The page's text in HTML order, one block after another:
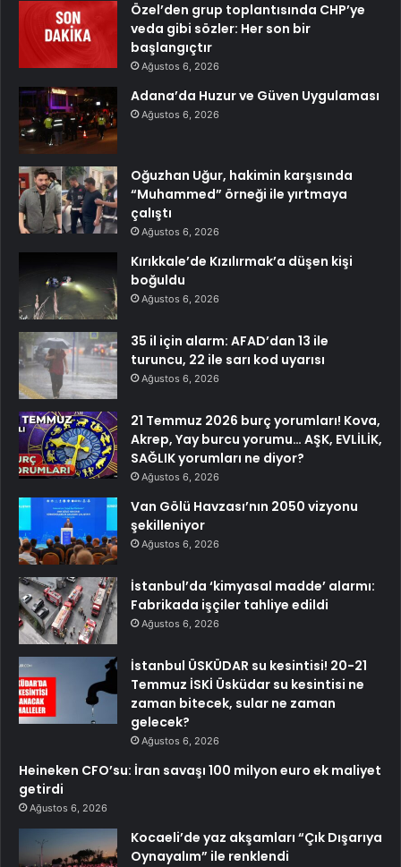
Özel’den grup toplantısında CHP’ye
veda gibi sözler: Her son bir
başlangıçtır
Ağustos 6, 2026
Adana’da Huzur ve Güven Uygulaması
Ağustos 6, 2026
Oğuzhan Uğur, hakimin karşısında
“Muhammed” örneği ile yırtmaya
çalıştı
Ağustos 6, 2026
Kırıkkale’de Kızılırmak’a düşen kişi
boğuldu
Ağustos 6, 2026
35 il için alarm: AFAD’dan 13 ile
turuncu, 22 ile sarı kod uyarısı
Ağustos 6, 2026
21 Temmuz 2026 burç yorumları! Kova,
Akrep, Yay burcu yorumu… AŞK, EVLİLİK,
SAĞLIK yorumları ne diyor?
Ağustos 6, 2026
Van Gölü Havzası’nın 2050 vizyonu
şekilleniyor
Ağustos 6, 2026
İstanbul’da ‘kimyasal madde’ alarmı:
Fabrikada işçiler tahliye edildi
Ağustos 6, 2026
İstanbul ÜSKÜDAR su kesintisi! 20-21
Temmuz İSKİ Üsküdar su kesintisi ne
zaman bitecek, sular ne zaman
gelecek?
Ağustos 6, 2026
Heineken CFO’su: İran savaşı 100 milyon euro ek maliyet
getirdi
Ağustos 6, 2026
Kocaeli’de yaz akşamları “Çık Dışarıya
Oynayalım” ile renklendi